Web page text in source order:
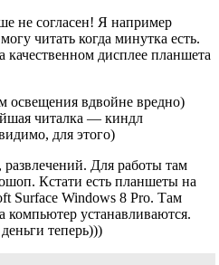
не согласен! Я например
читать когда минутка есть.
дисплее планшета
освещения вдвойне вредно)
читалка — киндл
для этого)
Для работы там
Кстати есть планшеты на
Surface Windows 8 Pro. Там
устанавливаются.
теперь)))